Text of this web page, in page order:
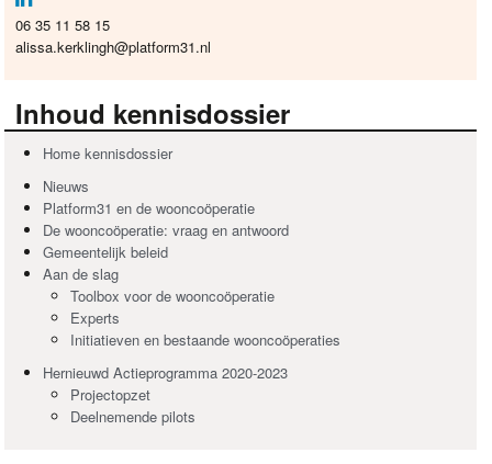
06 35 11 58 15
alissa.kerklingh@platform31.nl
Inhoud kennisdossier
Home kennisdossier
Nieuws
Platform31 en de wooncoöperatie
De wooncoöperatie: vraag en antwoord
Gemeentelijk beleid
Aan de slag
Toolbox voor de wooncoöperatie
Experts
Initiatieven en bestaande wooncoöperaties
Hernieuwd Actieprogramma 2020-2023
Projectopzet
Deelnemende pilots